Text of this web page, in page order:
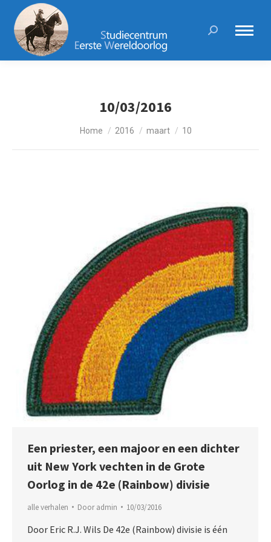
Search:
10/03/2016
Je bent hier:
Home 2016 maart 10
Een priester, een majoor en een dichter
uit New York vechten in de Grote
Oorlog in de 42e (Rainbow) divisie
alle verhalen Dooradmin 10/03/2016
Door Eric R.J. Wils De 42e (Rainbow) divisie is één